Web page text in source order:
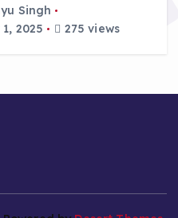
Singh
2025
275 views